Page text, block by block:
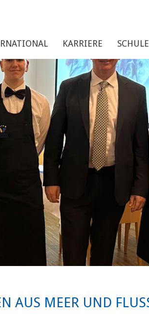
KARRIERE SCHULE
AUS MEER UND FLUSS